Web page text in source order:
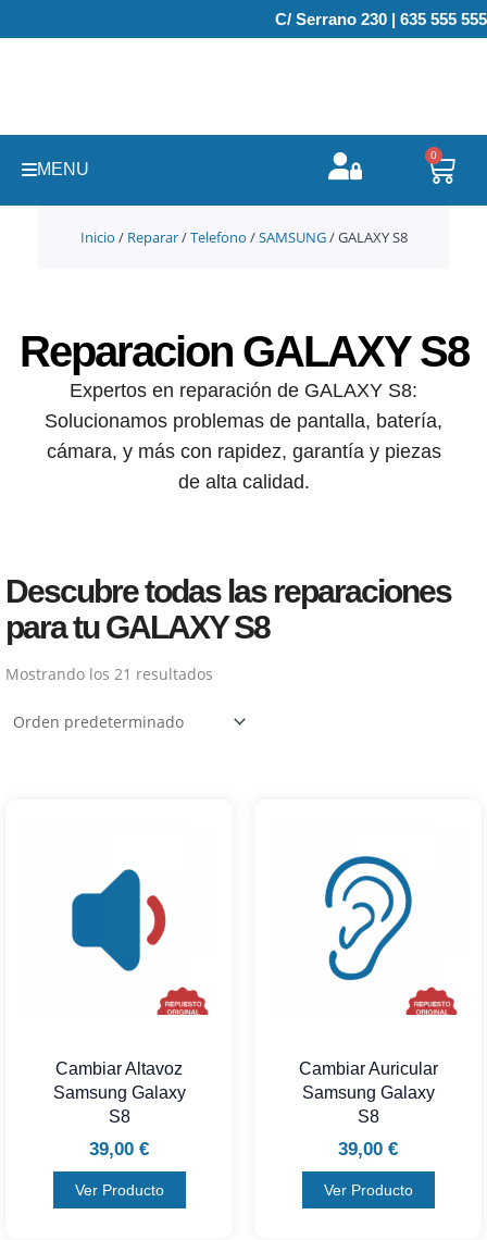
al
C/ Serrano 230 | 635 555 555
MENU
0
Inicio / Reparar/Telefono /SAMSUNG/ GALAXY S8
Reparacion GALAXY S8
Expertos en reparación de GALAXY S8:
Solucionamos problemas de pantalla, batería,
cámara, y más con rapidez, garantía y piezas
de alta calidad.
Descubre todas las reparaciones
para tu GALAXY S8
Mostrando los 21 resultados
Cambiar Altavoz
Samsung Galaxy
S8
39,00 €
Ver Producto
Cambiar Auricular
Samsung Galaxy
S8
39,00 €
Ver Producto